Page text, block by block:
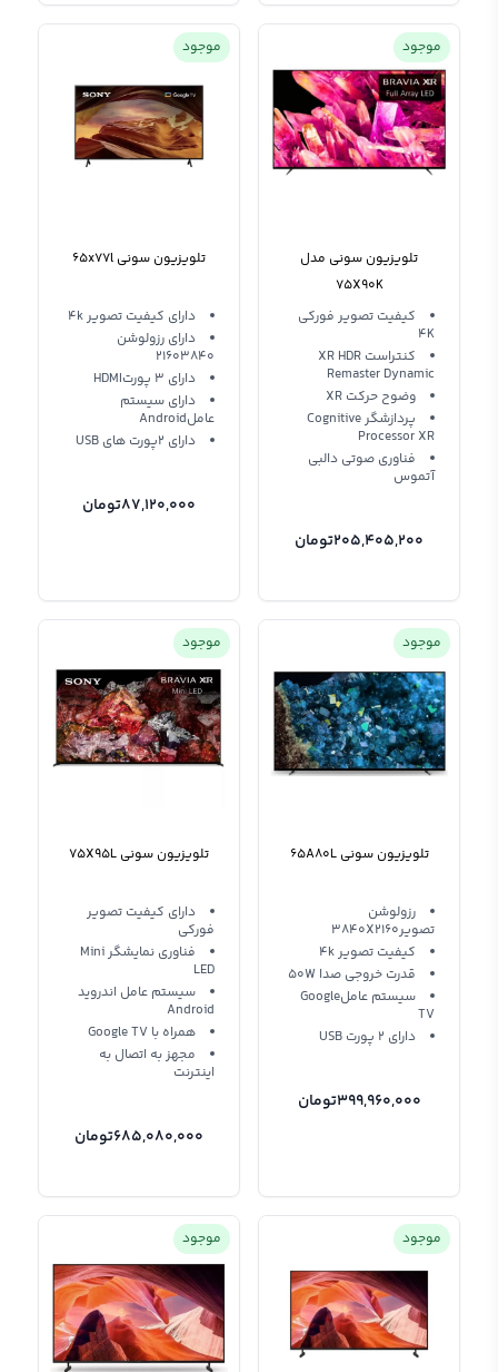
موجود
تلویزیون سونی مدل
75X90K
کیفیت تصویر فورکی
4K
کنتراست XR HDR
Remaster Dynamic
وضوح حرکت XR
پردازشگر Cognitive
Processor XR
فناوری صوتی دالبی
آتموس
205,405,200تومان
موجود
تلویزیون سونی 65x77l
دارای کیفیت تصویر 4k
دارای رزولوشن
21603840
دارای 3 پورتHDMI
دارای سیستم
عاملAndroid
دارای 2پورت های USB
87,120,000تومان
موجود
تلویزیون سونی 65A80L
رزولوشن
تصویر3840X2160
کیفیت تصویر 4k
قدرت خروجی صدا 50W
سیستم عاملGoogle
TV
دارای 2 پورت USB
399,960,000تومان
موجود
تلویزیون سونی 75X95L
دارای کیفیت تصویر
فورکی
فناوری نمایشگر Mini
LED
سیستم عامل اندروید
Android
همراه با Google TV
مجهز به اتصال به
اینترنت
685,080,000تومان
موجود موجود